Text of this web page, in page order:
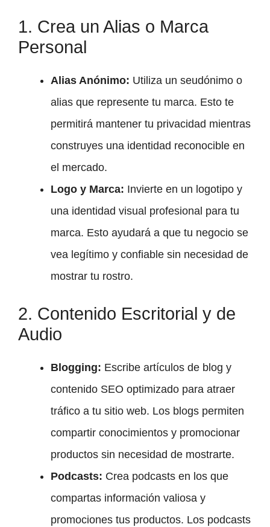
1. Crea un Alias o Marca
Personal
Alias Anónimo: Utiliza un seudónimo o
alias que represente tu marca. Esto te
permitirá mantener tu privacidad mientras
construyes una identidad reconocible en
el mercado.
Logo y Marca: Invierte en un logotipo y
una identidad visual profesional para tu
marca. Esto ayudará a que tu negocio se
vea legítimo y confiable sin necesidad de
mostrar tu rostro.
2. Contenido Escritorial y de
Audio
Blogging: Escribe artículos de blog y
contenido SEO optimizado para atraer
tráfico a tu sitio web. Los blogs permiten
compartir conocimientos y promocionar
productos sin necesidad de mostrarte.
Podcasts: Crea podcasts en los que
compartas información valiosa y
promociones tus productos. Los podcasts